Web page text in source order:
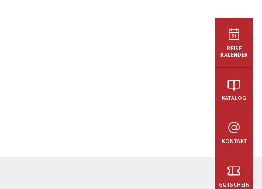
REISE
KALENDER
KATALOG
KONTAKT
GUTSCHEIN